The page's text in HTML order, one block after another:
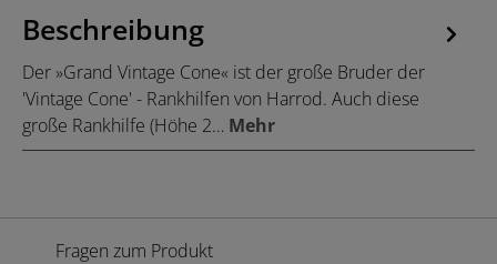
Beschreibung
Der »Grand Vintage Cone« ist der große Bruder der
'Vintage Cone' - Rankhilfen von Harrod. Auch diese
große Rankhilfe (Höhe 2… Mehr
Fragen zum Produkt